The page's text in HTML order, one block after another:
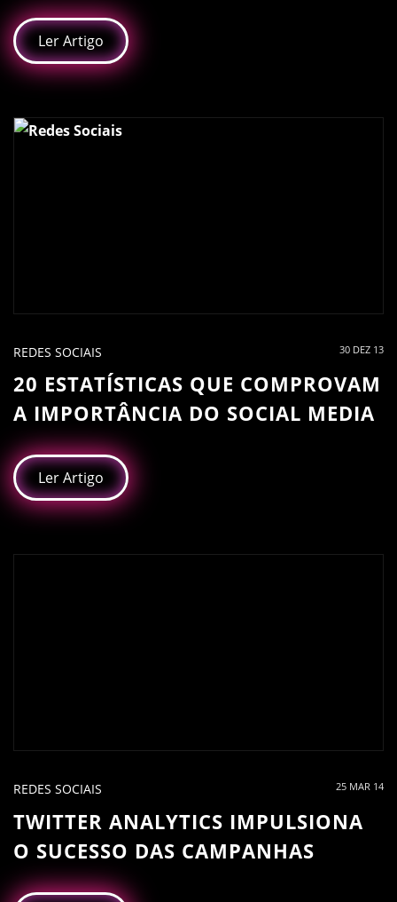
Ler Artigo
REDES SOCIAIS 30 DEZ 13
20 ESTATÍSTICAS QUE COMPROVAM
A IMPORTÂNCIA DO SOCIAL MEDIA
Ler Artigo
REDES SOCIAIS 25 MAR 14
TWITTER ANALYTICS IMPULSIONA
O SUCESSO DAS CAMPANHAS